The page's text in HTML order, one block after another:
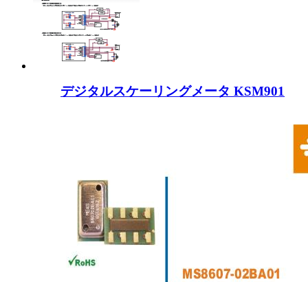
デジタルスケーリングメータ KSM901